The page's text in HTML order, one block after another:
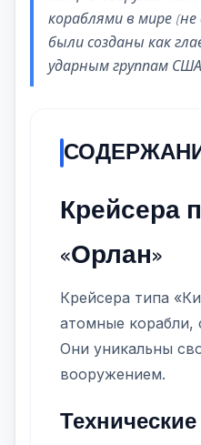
кораблями в мире
были созданы как
ударным группам
Крейсера
«Орлан»
Крейсера типа
атомные
Они уникальны
вооружением.